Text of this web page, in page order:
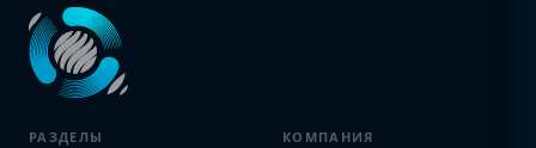
РАЗДЕЛЫ КОМПАНИЯ